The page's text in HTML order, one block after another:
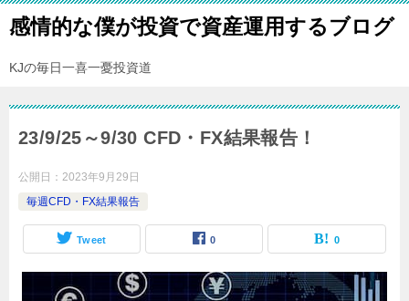
感情的な僕が投資で資産運用するブログ
KJの毎日一喜一憂投資道
23/9/25～9/30 CFD・FX結果報告！
公開日： 2023年9月29日
毎週CFD・FX結果報告
Tweet 0 0